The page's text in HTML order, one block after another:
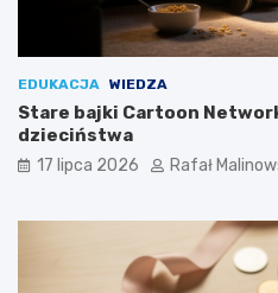
EDUKACJA WIEDZA
Stare bajki Cartoon
dzieciństwa
17 lipca 2026 Rafał